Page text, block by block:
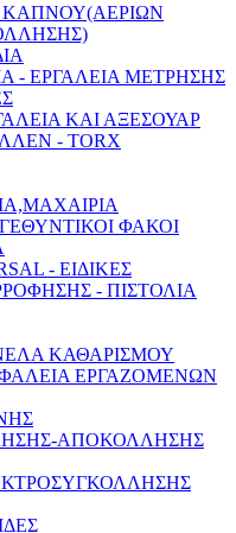
- ΕΡΓΑΛΕΙΑ ΜΕΤΡΗΣΗΣ
ΚΑΙ ΑΞΕΣΟΥΑΡ
- TORX
ΦΑΚΟΙ
- ΕΙΔΙΚΕΣ
- ΠΙΣΤΟΛΙΑ
ΚΑΘΑΡΙΣΜΟΥ
ΕΡΓΑΖΟΜΕΝΩΝ
ΑΠΟΚΟΛΛΗΣΗΣ